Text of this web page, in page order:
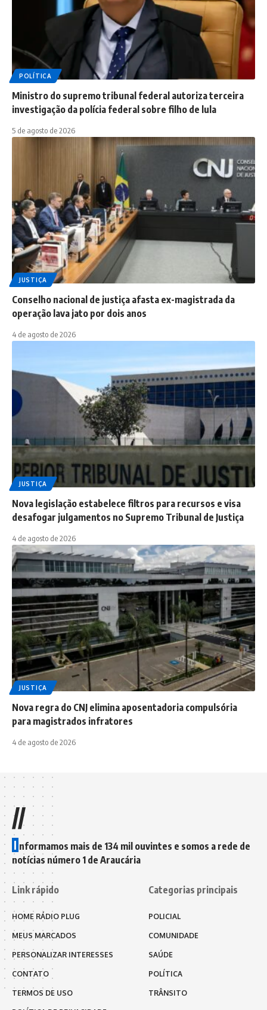
POLÍTICA
Ministro do supremo tribunal federal autoriza terceira
investigação da polícia federal sobre filho de lula
5 de agosto de 2026
JUSTIÇA
Conselho nacional de justiça afasta ex-magistrada da
operação lava jato por dois anos
4 de agosto de 2026
JUSTIÇA
Nova legislação estabelece filtros para recursos e visa
desafogar julgamentos no Supremo Tribunal de Justiça
4 de agosto de 2026
JUSTIÇA
Nova regra do CNJ elimina aposentadoria compulsória
para magistrados infratores
4 de agosto de 2026
//
I nformamos mais de 134 mil ouvintes e somos a rede de
notícias número 1 de Araucária
Link rápido
HOME RÁDIO PLUG
MEUS MARCADOS
PERSONALIZAR INTERESSES
CONTATO
TERMOS DE USO
Categorias principais
POLICIAL
COMUNIDADE
SAÚDE
POLÍTICA
TRÂNSITO